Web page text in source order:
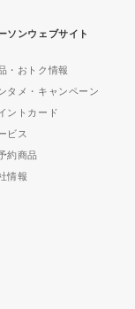
ソンウェブサイト
・おトク情報
タメ・キャンペーン
ントカード
ビス
約商品
情報